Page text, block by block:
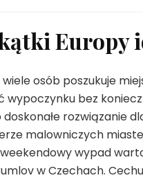
Europy
osób poszukuje
bez
rozwiązanie
malowniczych
wypad
w Czechach.